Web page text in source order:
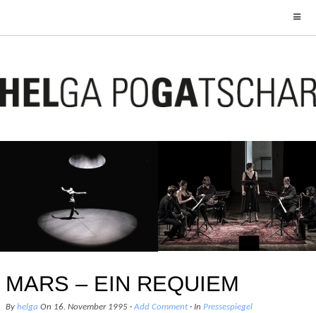
WELT FÄLLT RUNTER
5. September 2018
SCHACHABEND
20. Januar 2017
MARS – EIN REQUIEM
By helga On 16. November 1995 · Add Comment· In Pressespiegel